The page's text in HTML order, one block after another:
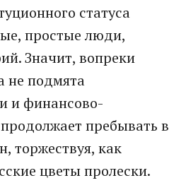
статуса
простые люди,
Значит, вопреки
не подмята
и финансово-
пребывать в
торжествуя, как
цветы пролески.